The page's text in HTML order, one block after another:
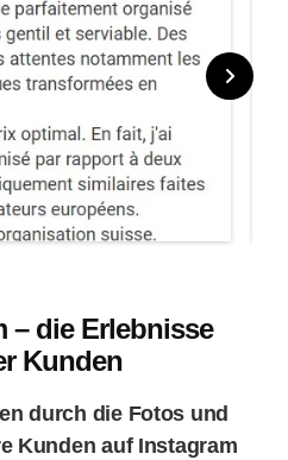
– die Erlebnisse
Kunden
durch die Fotos und
Kunden auf Instagram